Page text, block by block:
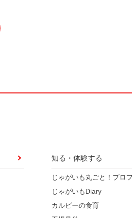
知る・体験する
じゃがいも丸ごと！プロ
じゃがいもDiary
カルビーの食育